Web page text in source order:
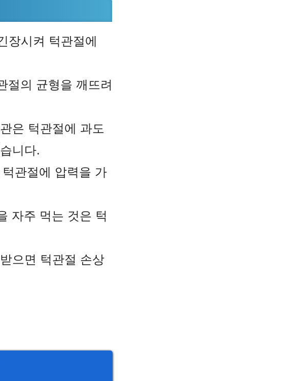
장시켜 턱관절에
절의 균형을 깨뜨려
은 턱관절에 과도
니다.
관절에 압력을 가
자주 먹는 것은 턱
으면 턱관절 손상